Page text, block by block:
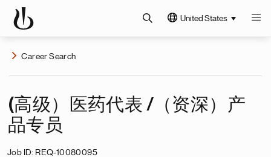
United States
Career Search
(高级）医药代表 /（资深）产
品专员
Job ID REQ-10080095